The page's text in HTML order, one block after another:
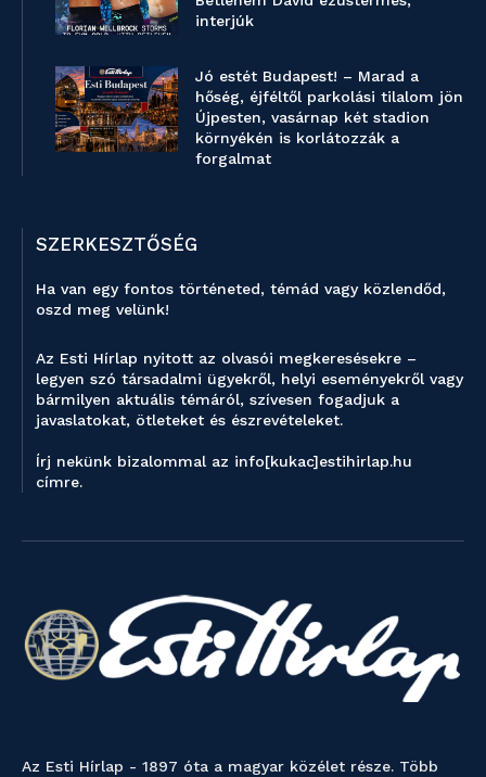
interjúk
Jó estét Budapest! – Marad a
hőség, éjféltől parkolási tilalom jön
Újpesten, vasárnap két stadion
környékén is korlátozzák a
forgalmat
SZERKESZTŐSÉG
Ha van egy fontos történeted, témád vagy közlendőd,
oszd meg velünk!
Az Esti Hírlap nyitott az olvasói megkeresésekre –
legyen szó társadalmi ügyekről, helyi eseményekről vagy
bármilyen aktuális témáról, szívesen fogadjuk a
javaslatokat, ötleteket és észrevételeket.
Írj nekünk bizalommal az info[kukac]estihirlap.hu
címre.
Az Esti Hírlap - 1897 óta a magyar közélet része. Több